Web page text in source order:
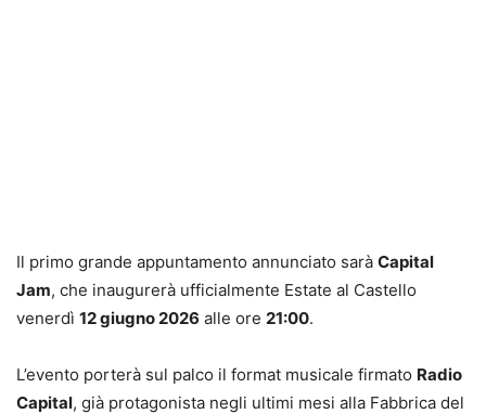
Il primo grande appuntamento annunciato sarà Capital
Jam, che inaugurerà ufficialmente Estate al Castello
venerdì 12 giugno 2026 alle ore 21:00.
L’evento porterà sul palco il format musicale firmato Radio
Capital, già protagonista negli ultimi mesi alla Fabbrica del